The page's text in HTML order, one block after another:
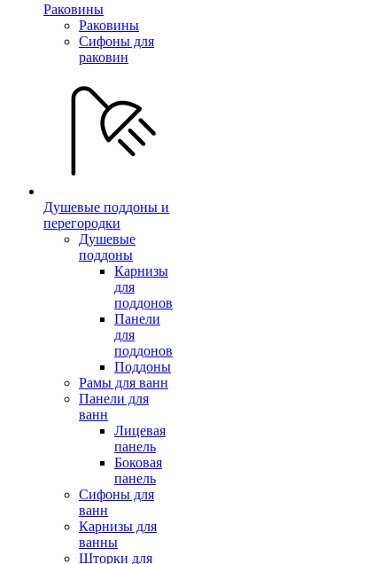
Раковины
Раковины
Сифоны для
раковин
Душевые поддоны и
перегородки
Душевые
поддоны
Карнизы
для
поддонов
Панели
для
поддонов
Поддоны
Рамы для ванн
Панели для
ванн
Лицевая
панель
Боковая
панель
Сифоны для
ванн
Карнизы для
ванны
Шторки для